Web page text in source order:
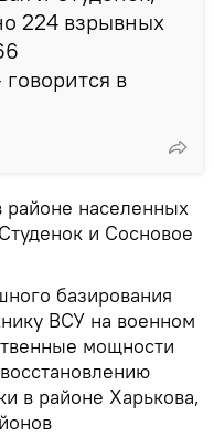
224 взрывных
в
населенных
и Сосновое
базирования
ВСУ на военном
мощности
в районе Харькова,